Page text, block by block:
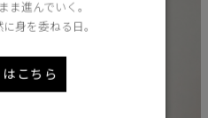
ま進んでいく。
身を委ねる日。
こちら